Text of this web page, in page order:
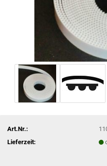
Art.Nr.:
Lieferzeit: